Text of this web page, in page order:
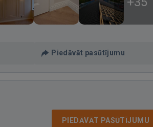
Piedāvāt pasūtījumu
PIEDĀVĀT PASŪTĪJUMU